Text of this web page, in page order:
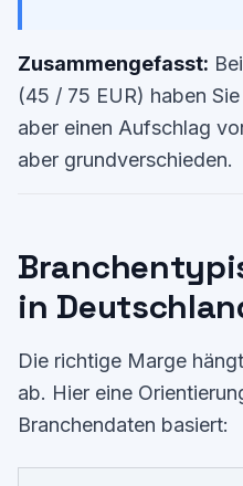
Zusammengefasst:
(45 / 75 EUR) haben
aber einen Aufschlag
aber grundverschieden.
in
Die richtige Marge
ab. Hier eine
Branchendaten basiert: